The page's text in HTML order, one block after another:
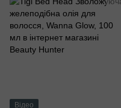
Відео